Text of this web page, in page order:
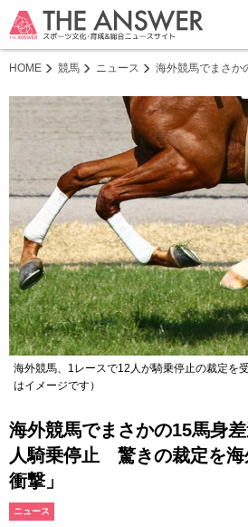
HOME 競馬 ニュース 海外競馬でまさ
海外競馬、1レースで12人が騎乗停止の裁定を
はイメージです）
海外競馬でまさかの15馬身
人騎乗停止 驚きの裁定を海
衝撃」
ニュース